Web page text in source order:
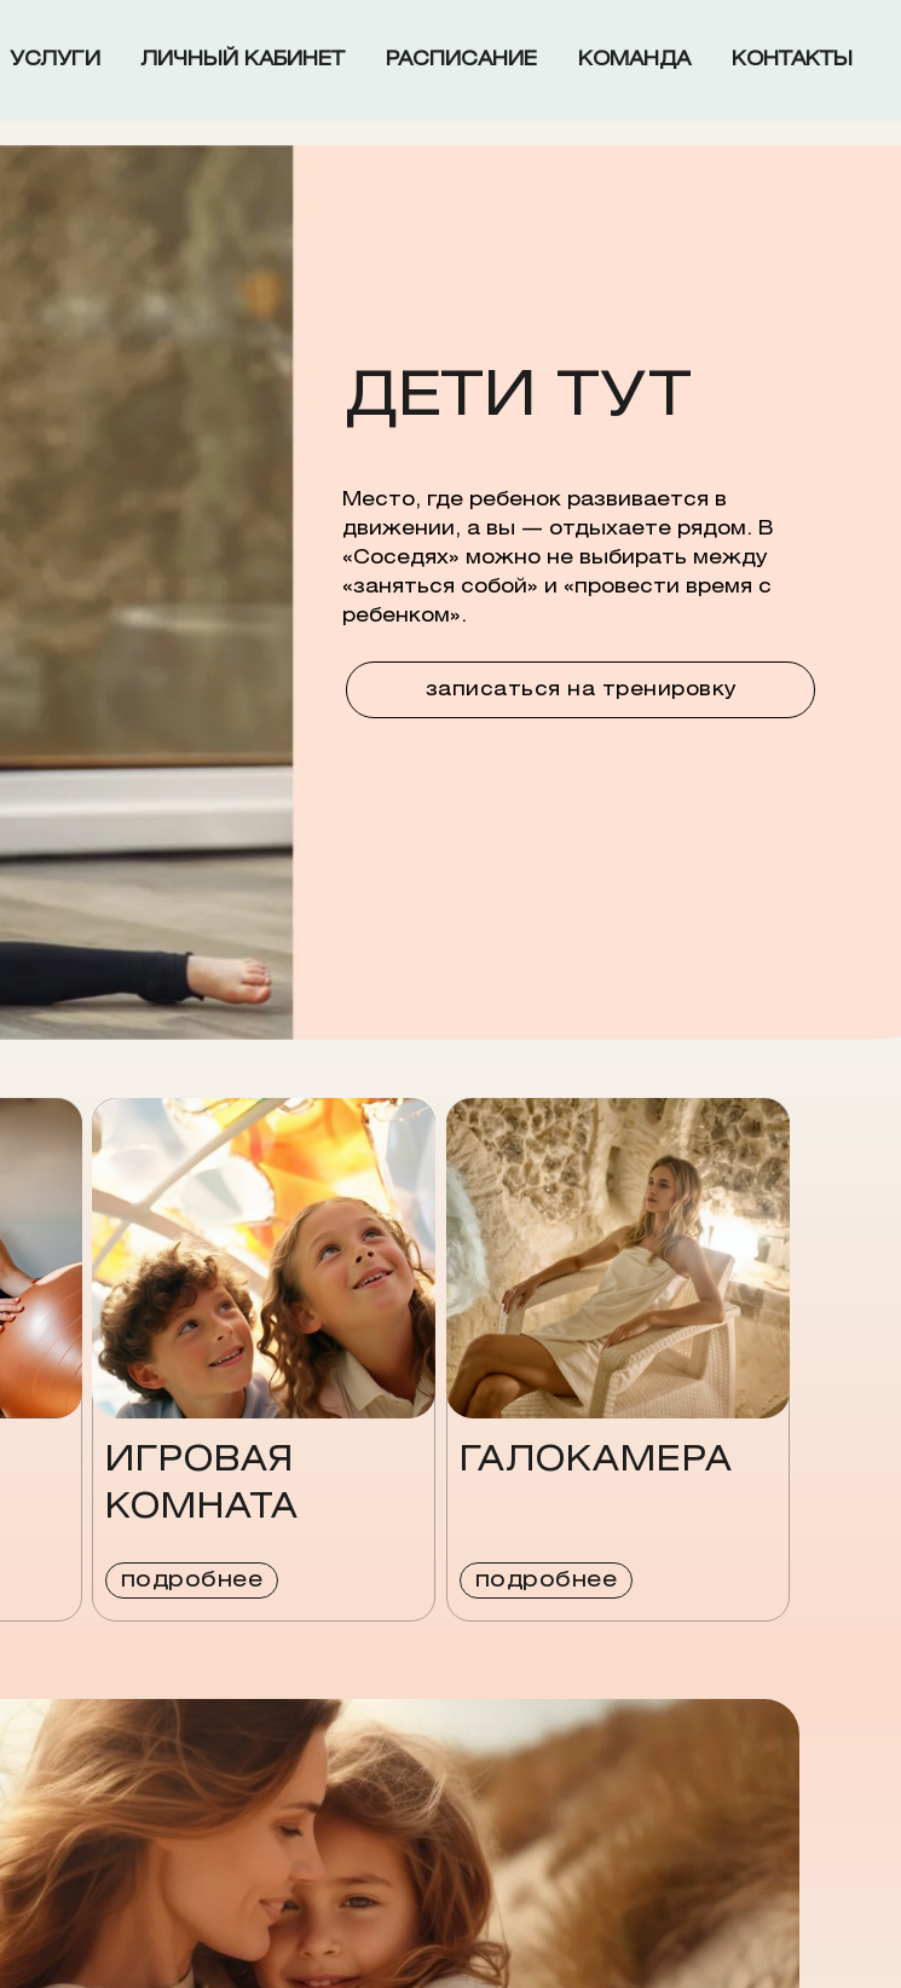
УСЛУГИ ЛИЧНЫЙ КАБИНЕТ РАСПИСАНИЕ КОМАНДА КОНТАКТЫ
Место, где ребенок развивается в
движении, а вы — отдыхаете рядом. В
«Соседях» можно не выбирать между
«заняться собой» и «провести время с
ребенком».
ДЕТИ ТУТ
записаться на тренировку
подробнее
ИГРОВАЯ
КОМНАТА
подробнее
ГАЛОКАМЕРА